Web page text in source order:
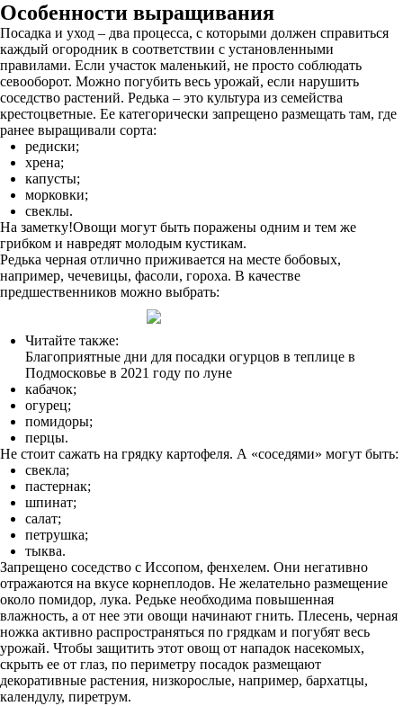
Особенности выращивания
Посадка и уход – два процесса, с которыми должен справиться
каждый огородник в соответствии с установленными
правилами. Если участок маленький, не просто соблюдать
севооборот. Можно погубить весь урожай, если нарушить
соседство растений. Редька – это культура из семейства
крестоцветные. Ее категорически запрещено размещать там, где
ранее выращивали сорта:
редиски;
хрена;
капусты;
морковки;
свеклы.
На заметку!Овощи могут быть поражены одним и тем же
грибком и навредят молодым кустикам.
Редька черная отлично приживается на месте бобовых,
например, чечевицы, фасоли, гороха. В качестве
предшественников можно выбрать:
Читайте также:
Благоприятные дни для посадки огурцов в теплице в
Подмосковье в 2021 году по луне
кабачок;
огурец;
помидоры;
перцы.
Не стоит сажать на грядку картофеля. А «соседями» могут быть:
свекла;
пастернак;
шпинат;
салат;
петрушка;
тыква.
Запрещено соседство с Иссопом, фенхелем. Они негативно
отражаются на вкусе корнеплодов. Не желательно размещение
около помидор, лука. Редьке необходима повышенная
влажность, а от нее эти овощи начинают гнить. Плесень, черная
ножка активно распространяться по грядкам и погубят весь
урожай. Чтобы защитить этот овощ от нападок насекомых,
скрыть ее от глаз, по периметру посадок размещают
декоративные растения, низкорослые, например, бархатцы,
календулу, пиретрум.